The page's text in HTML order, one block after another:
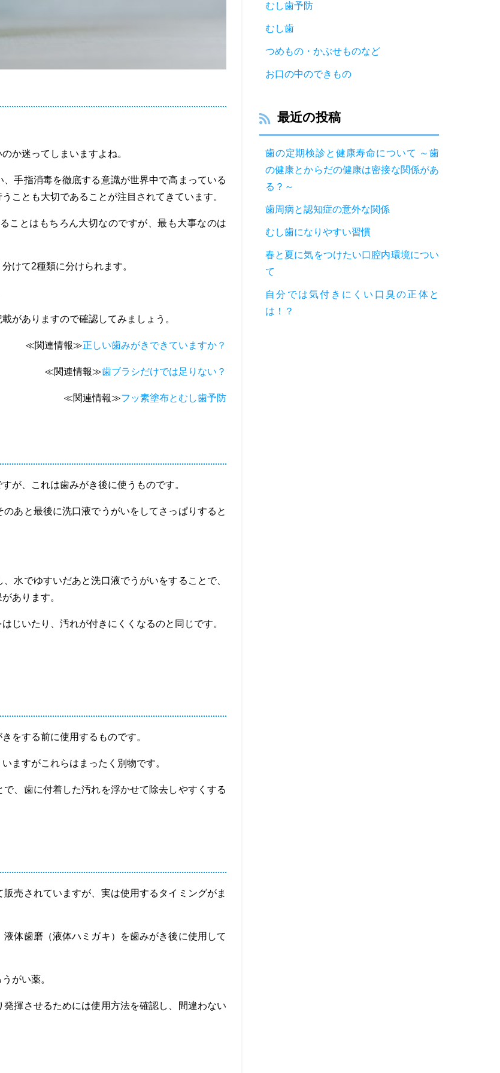
か迷ってしまいますよね。
手指消毒を徹底する意識が世界中で高まっている
ことも大切であることが注目されてきています。
ことはもちろん大切なのですが、最も大事なのは
けて2種類に分けられます。
がありますので確認してみましょう。
≪関連情報≫正しい歯みがきできていますか？
≪関連情報≫歯ブラシだけでは足りない？
≪関連情報≫フッ素塗布とむし歯予防
が、これは歯みがき後に使うものです。
あと最後に洗口液でうがいをしてさっぱりすると
水でゆすいだあと洗口液でうがいをすることで、
あります。
じいたり、汚れが付きにくくなるのと同じです。
をする前に使用するものです。
ますがこれらはまったく別物です。
、歯に付着した汚れを浮かせて除去しやすくする
売されていますが、実は使用するタイミングがま
体歯磨（液体ハミガキ）を歯みがき後に使用して
がい薬。
揮させるためには使用方法を確認し、間違わない
むし歯予防
むし歯
つめもの・かぶせものなど
お口の中のできもの
最近の投稿
歯の定期検診と健康寿命について ～歯
の健康とからだの健康は密接な関係があ
る？～
歯周病と認知症の意外な関係
むし歯になりやすい習慣
春と夏に気をつけたい口腔内環境につい
て
自分では気付きにくい口臭の正体と
は！？